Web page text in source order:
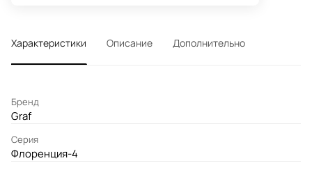
Характеристики Описание Дополнительно
Бренд
Graf
Серия
Флоренция-4